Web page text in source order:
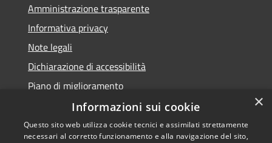
Amministrazione trasparente
Informativa privacy
Note legali
Dichiarazione di accessibilità
Piano di miglioramento
×
Informazioni sui cookie
Questo sito web utilizza cookie tecnici e assimilati strettamente
necessari al corretto funzionamento e alla navigazione del sito,